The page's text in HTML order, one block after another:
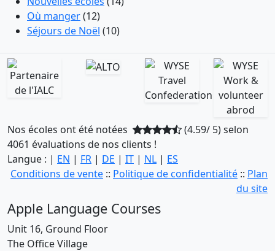
Où manger(12)
Séjours de Noël (10)
Nos écoles ont été notées
(4.59/ 5) selon
4061 évaluations de nos clients !
Langue : | EN | FR | DE | IT | NL | ES
Conditions de vente :: Politique de confidentialité :: Plan
du site
Apple Language Courses
Unit 16, Ground Floor
The Office Village